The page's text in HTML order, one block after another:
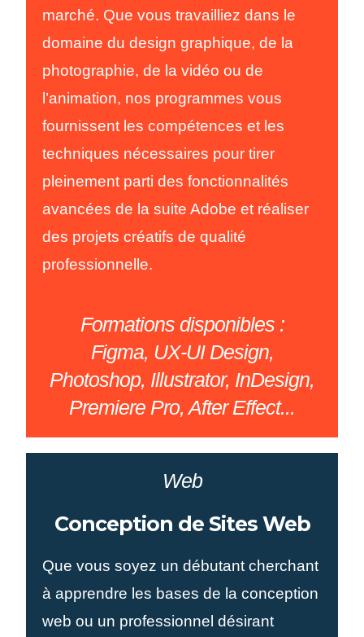
marché. Que vous travailliez dans le
domaine du design graphique, de la
photographie, de la vidéo ou de
l’animation, nos programmes vous
fournissent les compétences et les
techniques nécessaires pour tirer
pleinement parti des fonctionnalités
avancées de la suite Adobe et réaliser
des projets créatifs de qualité
professionnelle.
Formations disponibles :
Figma, UX-UI Design,
Photoshop, Illustrator, InDesign,
Premiere Pro, After Effect...
Web
Conception de Sites Web
Que vous soyez un débutant cherchant
à apprendre les bases de la conception
web ou un professionnel désirant